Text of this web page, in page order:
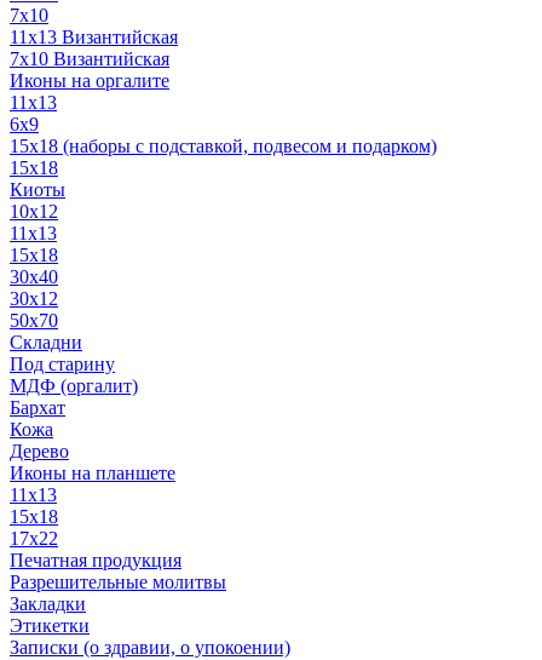
7x10
11x13 Византийская
7x10 Византийская
Иконы на оргалите
11x13
6x9
15х18 (наборы с подставкой, подвесом и подарком)
15x18
Киоты
10x12
11x13
15x18
30x40
30х12
50x70
Складни
Под старину
МДФ (оргалит)
Бархат
Кожа
Дерево
Иконы на планшете
11х13
15х18
17х22
Печатная продукция
Разрешительные молитвы
Закладки
Этикетки
Записки (о здравии, о упокоении)